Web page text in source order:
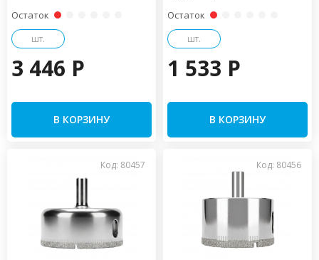
Остаток
шт.
3 446 P
В КОРЗИНУ
Остаток
шт.
1 533 P
В КОРЗИНУ
Код: 80457 Код: 80456